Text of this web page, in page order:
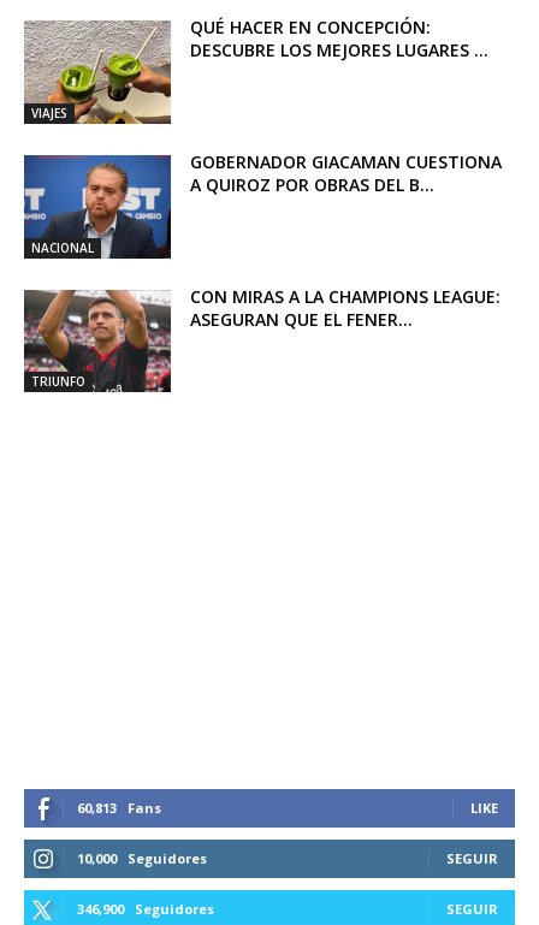
VIAJES
QUÉ HACER EN CONCEPCIÓN:
DESCUBRE LOS MEJORES LUGARES ...
NACIONAL
GOBERNADOR GIACAMAN CUESTIONA
A QUIROZ POR OBRAS DEL B...
TRIUNFO
CON MIRAS A LA CHAMPIONS LEAGUE:
ASEGURAN QUE EL FENER...
60,813 Fans LIKE
10,000 Seguidores SEGUIR
346,900 Seguidores SEGUIR